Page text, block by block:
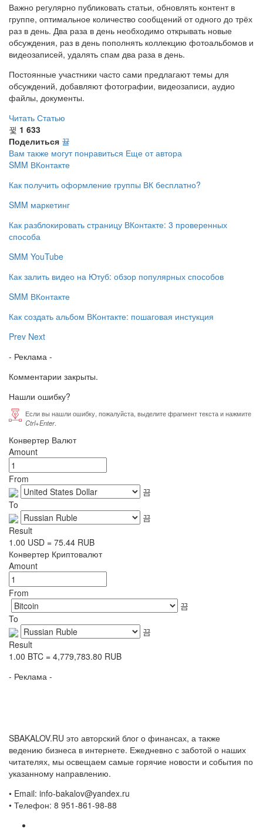
Важно регулярно публиковать статьи, обновлять контент в
группе, оптимальное количество сообщений от одного до трёх
раз в день. Два раза в день необходимо открывать новые
обсуждения, раз в день пополнять коллекцию фотоальбомов и
видеозаписей, удалять спам два раза в день.
Постоянные участники часто сами предлагают темы для
обсуждений, добавляют фотографии, видеозаписи, аудио
файлы, документы.
Читать Статью
1 633
Поделиться
Вам также могут понравиться Еще от автора
SMM ВКонтакте
Как получить оформление группы ВК бесплатно?
SMM маркетинг
Как разблокировать страницу ВКонтакте: 3 проверенных
способа
SMM YouTube
Как залить видео на Ютуб: обзор популярных способов
SMM ВКонтакте
Как создать альбом ВКонтакте: пошаговая инстукция
Prev Next
- Реклама -
Комментарии закрыты.
Нашли ошибку?
Если вы нашли ошибку, пожалуйста, выделите фрагмент текста и нажмите
Ctrl+Enter.
Конвертер Валют
Amount
From
To
Result
1.00 USD = 75.44 RUB
Конвертер Криптовалют
Amount
From
To
Result
1.00 BTC = 4,779,783.80 RUB
- Реклама -
SBAKALOV.RU это авторский блог о финансах, а также
ведению бизнеса в интернете. Ежедневно с заботой о наших
читателях, мы освещаем самые горячие новости и события по
указанному направлению.
• Email: info-bakalov@yandex.ru
• Телефон: 8 951-861-98-88